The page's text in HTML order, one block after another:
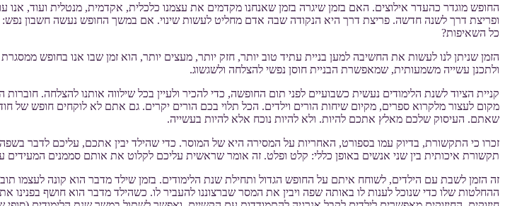
החופש מוגדר כהעדר אילוצים. האם בזמן שיגרה בזמן שאנחנו מקדמים את עצמנו כלכלית, אקדמית, מנטלית ועוד,
ופריצת דרך לשנה חדשה. פריצת דרך היא הנקודה שבה אדם מחליט לעשות שינוי. אם במשך החופש נעשה חשבון
כל השאיפות?
הזמן שניתן לנו לעשות את החשיבה למען בניית עתיד טוב יותר, חזק יותר, מעצים יותר, הוא זמן שבו אנו בחופש
ולתכנן עשייה משמעותית, שמאפשרת הבניית חוסן נפשי להצלחה ולשגשוג.
קניית הציוד לשנת הלימודים נעשית כשבועיים לפני תום החופשה, כדי להכיר ולעיין בכל שילווה אותנו להצלחה.
מקום לעצור מלקרוא ספרים, מקיום שיחות הורים וילדים. הכל תלוי בכם הורים יקרים. גם אתם לא לוקחים חופש
שאתם. העיסוק שלכם מאלץ אתכם להיות. ולא להיות נוכח אלא להיות בעשייה.
זכרו כי התקשורת, בדיוק עמו בספורט, האחריות על המסירה היא של המוסר. כדי שהילד יבין אתכם, עליכם לדבר
תקשורת איכותית בין שני אנשים באופן כללי: קלט ופלט. זה אומר שראשית עליכם לקלוט את אותם סממנים
זה הזמן לשבת עם הילדים, לשוחח איתם על החופש הגדול ותחילת שנת הלימודים. בזמן שילד מדבר הוא קונה לעצמו
ההחלטות שלו כדי שנוכל לענות לו באותה שפה ויבין את המסר שברצוננו להעביר לו. כשהילד מדבר הוא חושף בפנינו